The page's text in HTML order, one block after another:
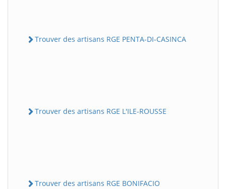
Trouver des artisans RGE PENTA-DI-CASINCA
Trouver des artisans RGE L'ILE-ROUSSE
Trouver des artisans RGE BONIFACIO